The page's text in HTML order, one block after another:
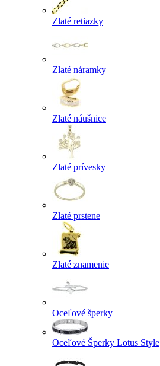
Zlaté retiazky
Zlaté náramky
Zlaté náušnice
Zlaté prívesky
Zlaté prstene
Zlaté znamenie
Oceľové šperky
Oceľové Šperky Lotus Style